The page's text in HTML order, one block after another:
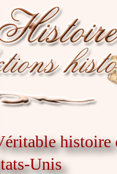
histoire
Unis